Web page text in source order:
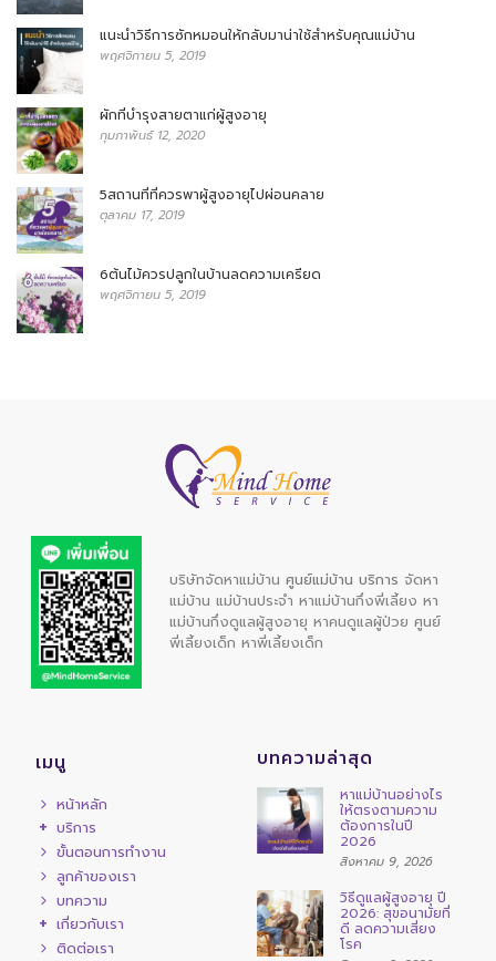
แนะนำวิธีการซักหมอนให้กลับมาน่าใช้สำหรับคุณแม่บ้าน
พฤศจิกายน 5, 2019
ผักที่บำรุงสายตาแก่ผู้สูงอายุ
กุมภาพันธ์ 12, 2020
5สถานที่ที่ควรพาผู้สูงอายุไปผ่อนคลาย
ตุลาคม 17, 2019
6ต้นไม้ควรปลูกในบ้านลดความเครียด
พฤศจิกายน 5, 2019
บริษัทจัดหาแม่บ้าน ศูนย์แม่บ้าน บริการ จัดหา
แม่บ้าน แม่บ้านประจำ หาแม่บ้านกึ่งพี่เลี้ยงหา
แม่บ้านกึ่งดูแลผู้สูงอายุ หาคนดูแลผู้ป่วยศูนย์
พี่เลี้ยงเด็ก หาพี่เลี้ยงเด็ก
เมนู
หน้าหลัก
บริการ
ขั้นตอนการทำงาน
ลูกค้าของเรา
บทความ
เกี่ยวกับเรา
ติดต่อเรา
บทความล่าสุด
หาแม่บ้านอย่างไร
ให้ตรงตามความ
ต้องการในปี
2026
สิงหาคม 9, 2026
วิธีดูแลผู้สูงอายุ ปี
2026: สุขอนามัยที่
ดี ลดความเสี่ยง
โรค